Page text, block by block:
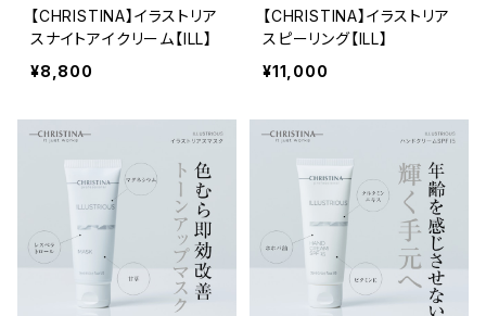
【CHRISTINA】イラストリア
スナイトアイクリーム【ILL】
¥8,800
【CHRISTINA】イラストリア
スピーリング【ILL】
¥11,000